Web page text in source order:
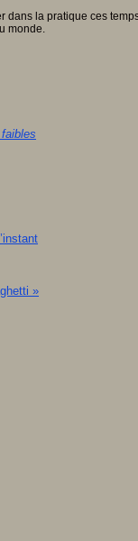
la pratique ces
monde.
faibles
»